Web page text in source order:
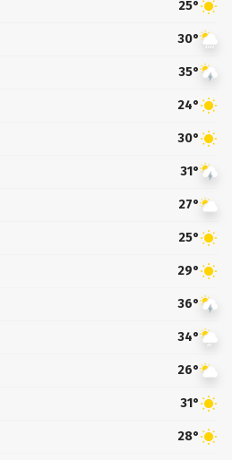
25°
30°
35°
24°
30°
31°
27°
25°
29°
36°
34°
26°
31°
28°